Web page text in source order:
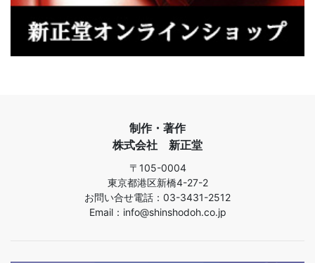
制作・著作
株式会社 新正堂
〒105-0004
東京都港区新橋4-27-2
お問い合せ電話：03-3431-2512
Email：info@shinshodoh.co.jp